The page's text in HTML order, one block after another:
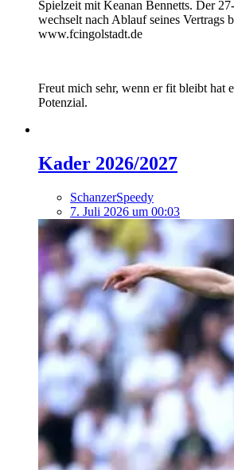
Spielzeit mit Keanan Bennetts. Der
wechselt nach Ablauf seines Vertrags
www.fcingolstadt.de
Freut mich sehr, wenn er fit bleibt hat
Potenzial.
Kader 2026/2027
SchanzerSpeedy
7. Juli 2026 um 00:03